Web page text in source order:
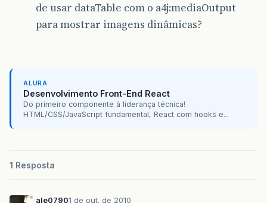
de usar dataTable com o a4j:mediaOutput
para mostrar imagens dinâmicas?
ALURA
Desenvolvimento Front-End React
Do primeiro componente à liderança técnica!
HTML/CSS/JavaScript fundamental, React com hooks e...
1 Resposta
ale07901 de out. de 2010